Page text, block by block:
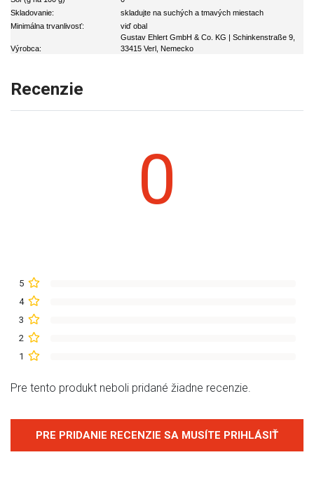
Skladovanie:
skladujte na suchých a tmavých miestach
Minimálna trvanlivosť:
viď obal
Výrobca:
Gustav Ehlert GmbH & Co. KG | Schinkenstraße 9,
33415 Verl, Nemecko
Recenzie
0
5
4
3
2
1
Pre tento produkt neboli pridané žiadne recenzie.
PRE PRIDANIE RECENZIE SA MUSÍTE PRIHLÁSIŤ